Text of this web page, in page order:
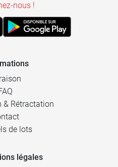
nous !
& Rétractation
de lots
légales